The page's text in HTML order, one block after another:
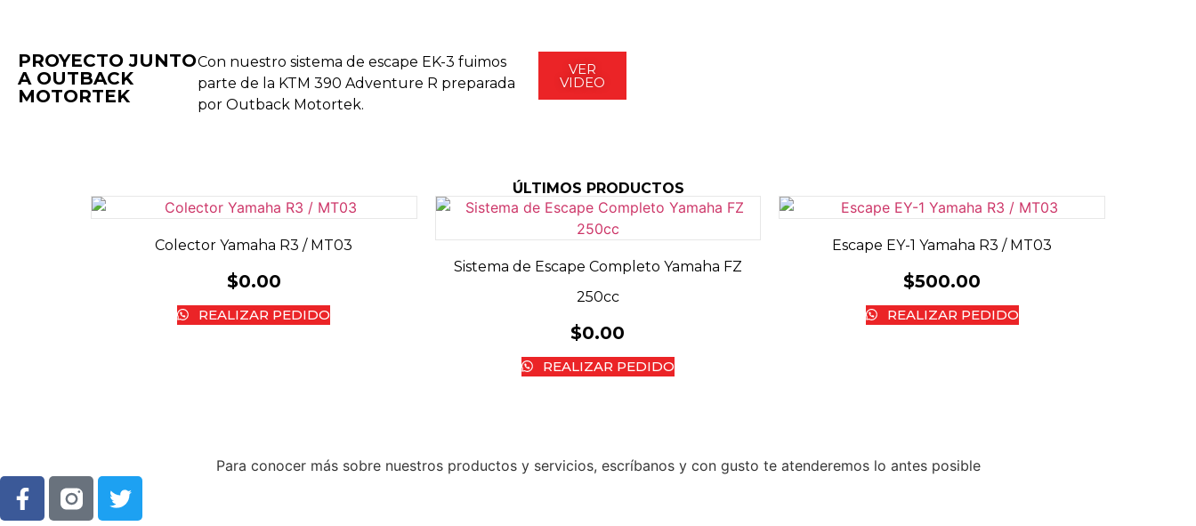
PROYECTO JUNTO
A OUTBACK
MOTORTEK ​
Con nuestro sistema de escape EK-3 fuimos
parte de la KTM 390 Adventure R preparada
por Outback Motortek.
VER
VIDEO
ÚLTIMOS PRODUCTOS
Colector Yamaha R3 / MT03
$0.00
REALIZAR PEDIDO
Sistema de Escape Completo Yamaha FZ
250cc
$0.00
REALIZAR PEDIDO
Escape EY-1 Yamaha R3 / MT03
$500.00
REALIZAR PEDIDO
Para conocer más sobre nuestros productos y servicios, escríbanos y con gusto te atenderemos lo antes posible